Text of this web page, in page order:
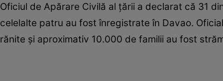
Oficiul de Apărare Civilă al țării a declarat că 31
celelalte patru au fost înregistrate în Davao.
rănite și aproximativ 10.000 de familii au fost